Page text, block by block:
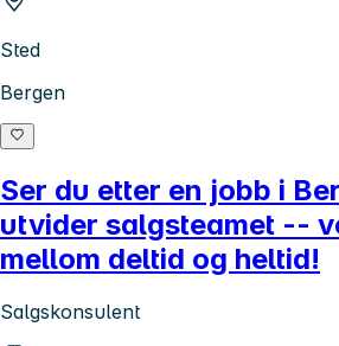
Sted
Bergen
Ser du etter en jobb i
utvider salgsteamet --
mellom deltid og heltid!
Salgskonsulent